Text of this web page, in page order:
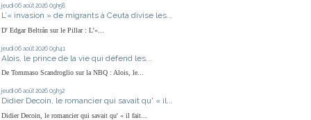
jeudi 06 août 2026 09h58
L’« invasion » de migrants à Ceuta divise les...
D' Edgar Beltrán sur le Pillar : L’«...
jeudi 06 août 2026 09h41
Alois, le prince de la vie qui défend les...
De Tommaso Scandroglio sur la NBQ : Alois, le...
jeudi 06 août 2026 09h32
Didier Decoin, le romancier qui savait qu' « il...
Didier Decoin, le romancier qui savait qu' « il fait...